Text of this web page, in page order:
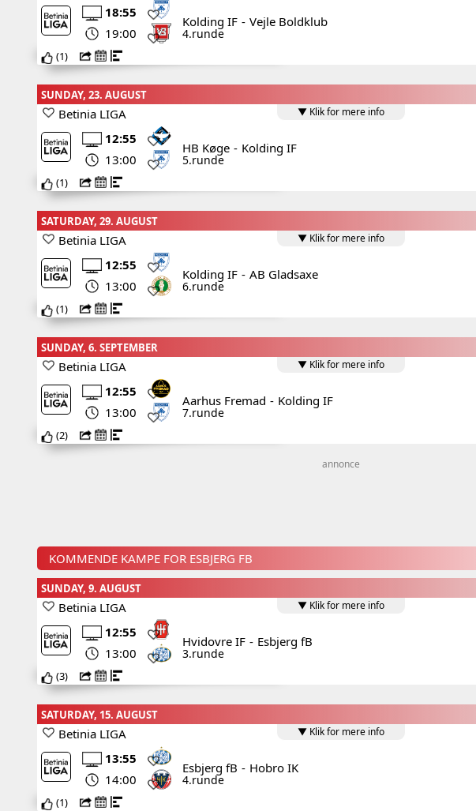
18:55
19:00
Kolding IF - Vejle Boldklub
4.runde
(1)
SUNDAY, 23. AUGUST
▼ Klik for mere info
Betinia LIGA
12:55
13:00
HB Køge - Kolding IF
5.runde
(1)
SATURDAY, 29. AUGUST
▼ Klik for mere info
Betinia LIGA
12:55
13:00
Kolding IF - AB Gladsaxe
6.runde
(1)
SUNDAY, 6. SEPTEMBER
▼ Klik for mere info
Betinia LIGA
12:55
13:00
Aarhus Fremad - Kolding IF
7.runde
(2)
annonce
KOMMENDE KAMPE FOR ESBJERG FB
SUNDAY, 9. AUGUST
▼ Klik for mere info
Betinia LIGA
12:55
13:00
Hvidovre IF - Esbjerg fB
3.runde
(3)
SATURDAY, 15. AUGUST
▼ Klik for mere info
Betinia LIGA
13:55
14:00
Esbjerg fB - Hobro IK
4.runde
(1)